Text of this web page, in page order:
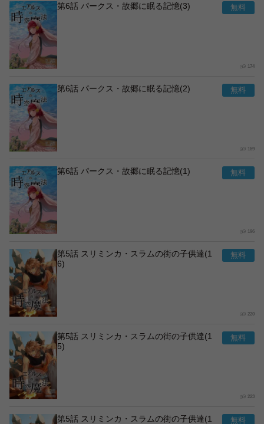
第6話 パークス・故郷に眠る記憶(3)
174
第6話 パークス・故郷に眠る記憶(2)
159
第6話 パークス・故郷に眠る記憶(1)
196
第5話 スリミンカ・スラムの街の子供達(1
6)
220
第5話 スリミンカ・スラムの街の子供達(1
5)
223
第5話 スリミンカ・スラムの街の子供達(1